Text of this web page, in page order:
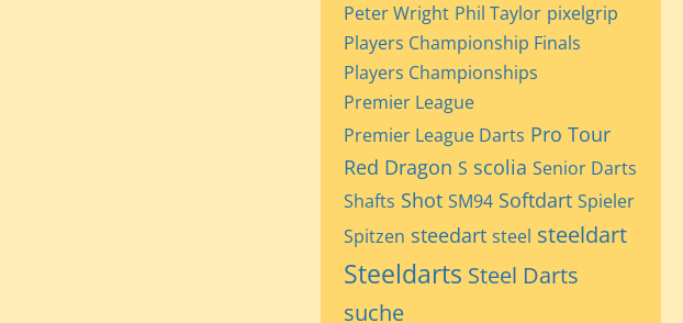
Peter Wright Phil Taylor pixelgrip
Players Championship Finals
Players Championships
Premier League
Premier League Darts Pro Tour
Red Dragon S scolia Senior Darts
Shafts Shot SM94 Softdart Spieler
Spitzen steedart steel steeldart
Steeldarts Steel Darts
suche